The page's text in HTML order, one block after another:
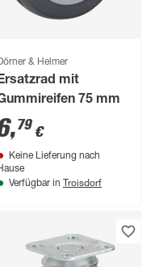
& Helmer
mit
75 mm
,79 €
Keine Lieferung nach
Verfügbar in Troisdorf